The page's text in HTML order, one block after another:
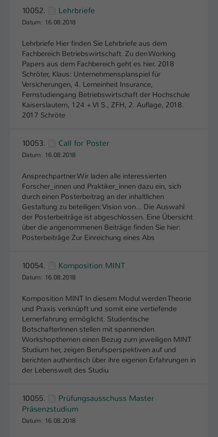
10052. Lehrbriefe
Datum: 16.08.2018
Lehrbriefe Hier finden Sie Lehrbriefe aus dem
Fachbereich Betriebswirtschaft. Zu den Working
Papers aus dem Fachbereich geht es hier. 2018
Schröter, Klaus: Unternehmensplanspiel für
Versicherungen, 4. Lerneinheit Insurance,
Fernstudiengang Betriebswirtschaft der Hochschule
Kaiserslautern, 124 + VI S., ZFH, 2. Auflage, 2018.
2017 Schröte
10053. Call for Poster
Datum: 16.08.2018
Ansprechpartner Wir laden alle interessierten
Forscher_innen und Praktiker_innen dazu ein, sich
durch einen Posterbeitrag an der inhaltlichen
Gestaltung zu beteiligen: Vision von... Die Auswahl
der Posterbeiträge ist abgeschlossen. Eine Übersicht
über die angenommenen Beiträge finden Sie hier:
Posterbeiträge Zur Einreichung eines Abs
10054. Komposition MINT
Datum: 16.08.2018
Komposition MINT In diesem Modul werden Theorie
und Praxis verknüpft und somit eine vertiefende
Lernerfahrung ermöglicht. Studentische
BotschafterInnen stellen mit spannenden
Workshopthemen einen Bezug zum jeweiligen MINT
Studium her, zeigen Berufsperspektiven auf und
berichten authentisch über ihre eigenen Erfahrungen in
der Lebenswelt des Studiu
10055.
Prüfungsausschuss Master
Präsenzstudium
Datum: 16.08.2018
Zweck
generierte ID, für die historische
Speicherung Ihrer vorgenommen
Betreiber dies eingestellt hat.
Name fe_typo_user / PHPSESSID
Anbieter TYPO3
Laufzeit
Zweck
Dieses Cookie ist ein Standard-Session-
kann der eingeloggte Benutzer
wiedererkannt werden und es wird ihm
Zugang zu geschützten Bereichen
gewährt.
Name be_typo_user
Laufzeit 1 Tag
Zweck
Dieser Cookie teilt der Webseite mit, ob
ein Besucher im Typo3-Backend
angemeldet ist und Rechte besitzt diese
zu verwalten.